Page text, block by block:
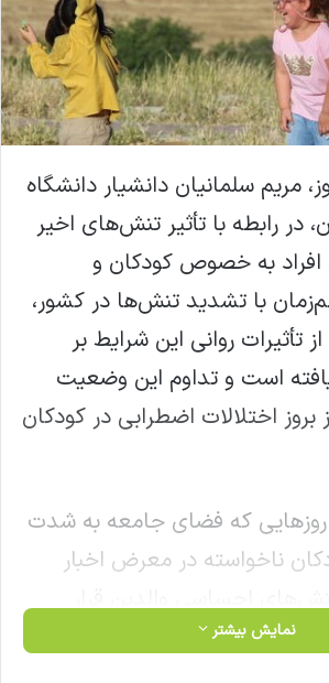
مریم سلمانیان دانشیار دانشگاه
در رابطه با تأثیر تنش‌های اخیر
به خصوص کودکان و
با تشدید تنش‌ها در کشور،
تأثیرات روانی این شرایط بر
است و تداوم این وضعیت
بروز اختلالات اضطرابی در کودکان
روزهایی که فضای جامعه به شدت
ناخواسته در معرض اخبار
احساسی والدین قرار
با صحبت‌های تلفنی والدین،
نمایش بیشتر